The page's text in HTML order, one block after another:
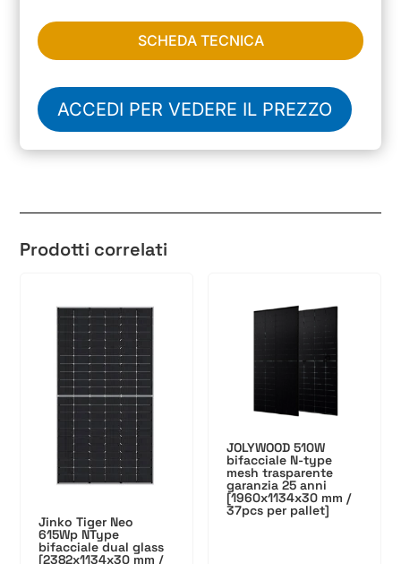
SCHEDA TECNICA
ACCEDI PER VEDERE IL PREZZO
Prodotti correlati
Jinko Tiger Neo
615Wp NType
bifacciale dual glass
[2382x1134x30 mm /
JOLYWOOD 510W
bifacciale N-type
mesh trasparente
garanzia 25 anni
[1960x1134x30 mm /
37pcs per pallet]